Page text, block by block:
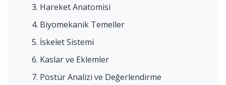
Hareket Anatomisi
Biyomekanik Temeller
İskelet Sistemi
Kaslar ve Eklemler
Postür Analizi ve Değerlendirme